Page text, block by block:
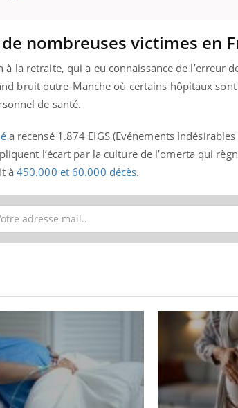
nombreuses victimes en
la retraite, qui a eu connaissance de l’erreur
bruit outre-Manche où certains hôpitaux
de santé.
a recensé 1.874 EIGS (Evénements
l’écart par la culture de l’omerta qui
à 450.000 et 60.000 décès.